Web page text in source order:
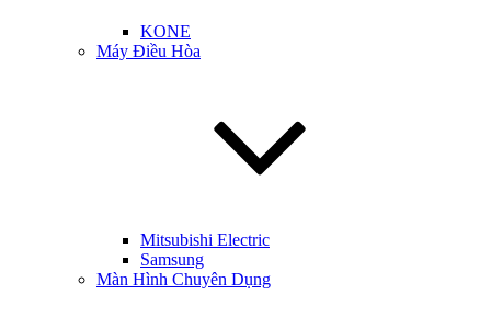
KONE
Máy Điều Hòa
Mitsubishi Electric
Samsung
Màn Hình Chuyên Dụng